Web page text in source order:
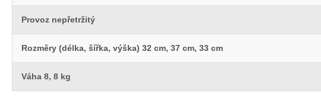
Provoz nepřetržitý
Rozměry (délka, šířka, výška) 32 cm, 37 cm, 33 cm
Váha 8, 8 kg